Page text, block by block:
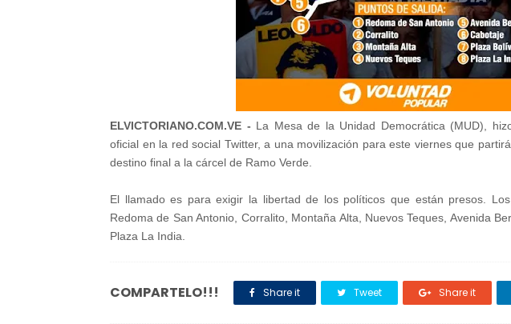
ELVICTORIANO.COM.VE - La Mesa de la Unidad Democrática (MUD),
oficial en la red social Twitter, a una movilización para este viernes que
destino final a la cárcel de Ramo Verde.
El llamado es para exigir la libertad de los políticos que están presos.
Redoma de San Antonio, Corralito, Montaña Alta, Nuevos Teques, Avenida
Plaza La India.
COMPARTELO!!! Share it Tweet Share it